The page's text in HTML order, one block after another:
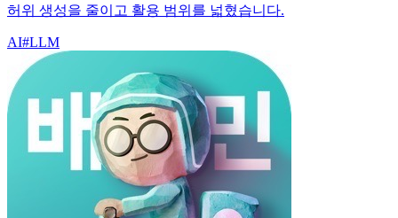
허위 생성을 줄이고 활용 범위를 넓혔습니다.
AI#LLM